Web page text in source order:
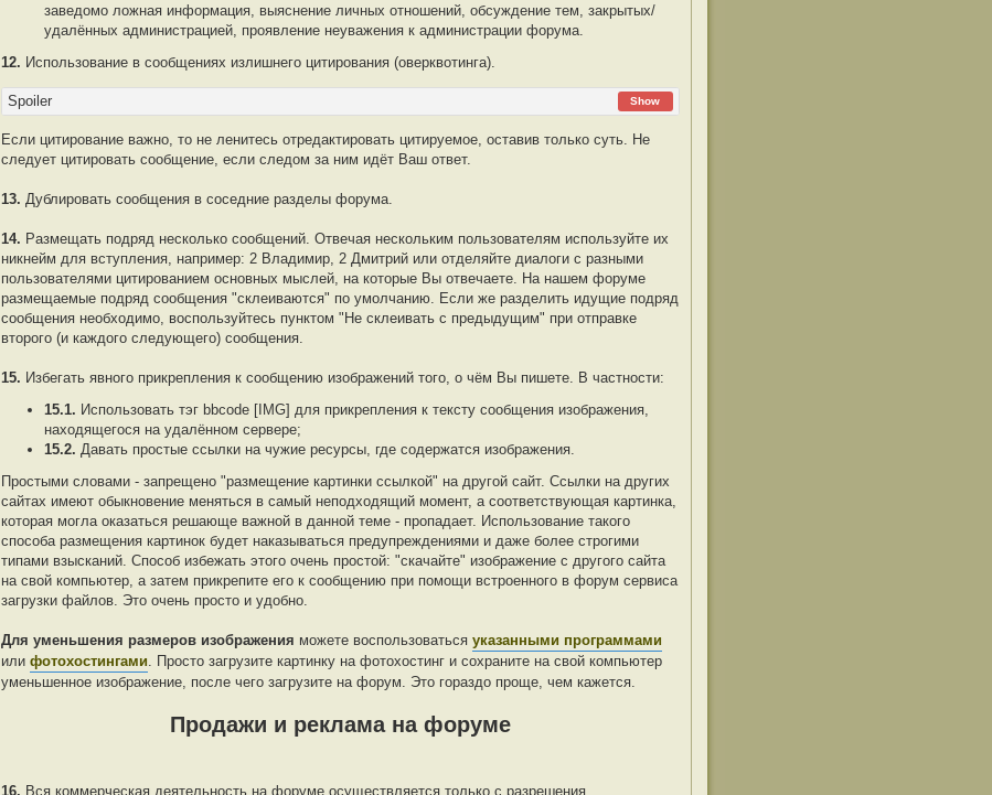
заведомо ложная информация, выяснение личных отношений, обсуждение тем, закрытых/
удалённых администрацией, проявление неуважения к администрации форума.
12. Использование в сообщениях излишнего цитирования (оверквотинга).
Spoiler Show
Если цитирование важно, то не ленитесь отредактировать цитируемое, оставив только суть. Не
следует цитировать сообщение, если следом за ним идёт Ваш ответ.
13. Дублировать сообщения в соседние разделы форума.
14. Размещать подряд несколько сообщений. Отвечая нескольким пользователям используйте их
никнейм для вступления, например: 2 Владимир, 2 Дмитрий или отделяйте диалоги с разными
пользователями цитированием основных мыслей, на которые Вы отвечаете. На нашем форуме
размещаемые подряд сообщения "склеиваются" по умолчанию. Если же разделить идущие подряд
сообщения необходимо, воспользуйтесь пунктом "Не склеивать с предыдущим" при отправке
второго (и каждого следующего) сообщения.
15. Избегать явного прикрепления к сообщению изображений того, о чём Вы пишете. В частности:
15.1. Использовать тэг bbcode [IMG] для прикрепления к тексту сообщения изображения,
находящегося на удалённом сервере;
15.2. Давать простые ссылки на чужие ресурсы, где содержатся изображения.
Простыми словами - запрещено "размещение картинки ссылкой" на другой сайт. Ссылки на других
сайтах имеют обыкновение меняться в самый неподходящий момент, а соответствующая картинка,
которая могла оказаться решающе важной в данной теме - пропадает. Использование такого
способа размещения картинок будет наказываться предупреждениями и даже более строгими
типами взысканий. Способ избежать этого очень простой: "скачайте" изображение с другого сайта
на свой компьютер, а затем прикрепите его к сообщению при помощи встроенного в форум сервиса
загрузки файлов. Это очень просто и удобно.
Для уменьшения размеров изображения можете воспользоватьсяуказанными программами
илифотохостингами. Просто загрузите картинку на фотохостинг и сохраните на свой компьютер
уменьшенное изображение, после чего загрузите на форум. Это гораздо проще, чем кажется.
Продажи и реклама на форуме
16. Вся коммерческая деятельность на форуме осуществляется только с разрешения